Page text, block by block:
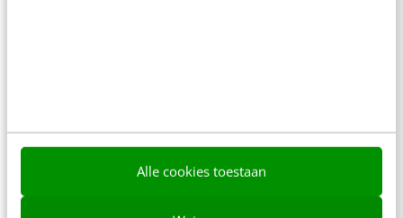
Alle cookies toestaan